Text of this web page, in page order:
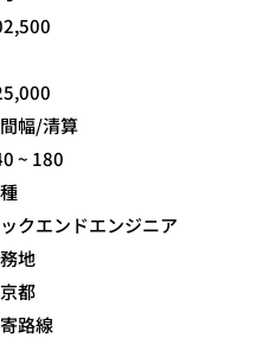
幅/清算
~ 180
クエンドエンジニア
地
都
路線